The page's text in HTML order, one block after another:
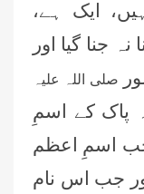
ایک ہے،
جنا گیا اور
صلی اللہ علیہ
پاک کے اسمِ
اسمِ اعظم
جب اس نام